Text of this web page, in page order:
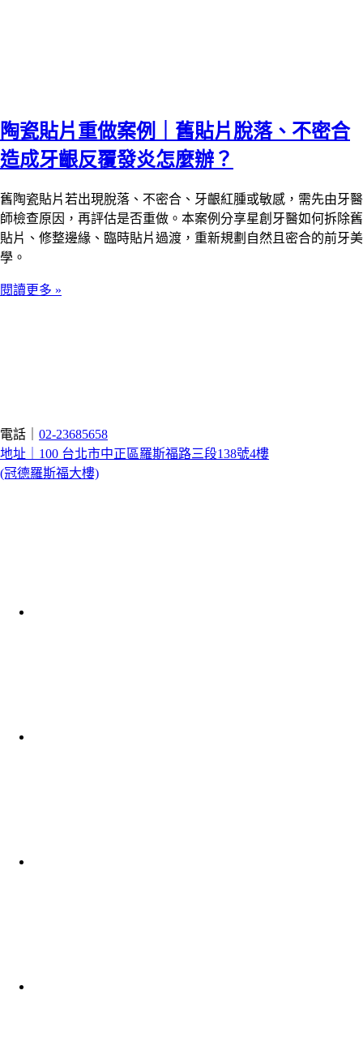
陶瓷貼片重做案例｜舊貼片脫落、不密合
造成牙齦反覆發炎怎麼辦？
舊陶瓷貼片若出現脫落、不密合、牙齦紅腫或敏感，需先由牙醫
師檢查原因，再評估是否重做。本案例分享星創牙醫如何拆除舊
貼片、修整邊緣、臨時貼片過渡，重新規劃自然且密合的前牙美
學。
閱讀更多 »
電話｜ 02-23685658
地址｜100 台北市中正區羅斯福路三段138號4樓
(冠德羅斯福大樓)